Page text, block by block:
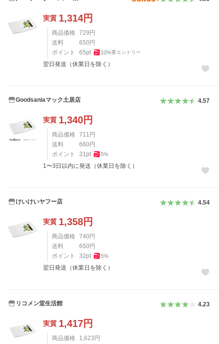
実質 1,314円
商品価格 729 円
送料
650 円
ポイント
65pt 10%要エントリー
翌日発送（休業日を除く）
Goodsaniaマック土居店 4.57
実質 1,340円
商品価格 711 円
送料
660 円
ポイント
31pt 5%
1〜3日以内に発送（休業日を除く）
けいけいヤフー店 4.54
実質 1,358円
商品価格 740 円
送料
650 円
ポイント
32pt 5%
翌日発送（休業日を除く）
リコメン堂生活館 4.23
実質 1,417円
商品価格 1,623 円